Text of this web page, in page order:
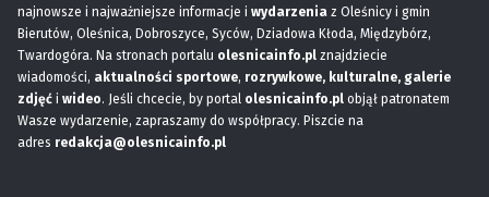
najnowsze i najważniejsze informacje i wydarzenia z Oleśnicy i gmin
Bierutów, Oleśnica, Dobroszyce, Syców, Dziadowa Kłoda, Międzybórz,
Twardogóra. Na stronach portalu olesnicainfo.pl znajdziecie
wiadomości, aktualności sportowe, rozrywkowe, kulturalne, galerie
zdjęć i wideo. Jeśli chcecie, by portal olesnicainfo.pl objął patronatem
Wasze wydarzenie, zapraszamy do współpracy. Piszcie na
adres redakcja@olesnicainfo.pl